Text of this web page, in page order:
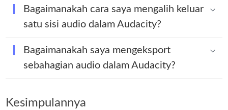
Bagaimanakah cara saya mengalih keluar
satu sisi audio dalam Audacity?
Bagaimanakah saya mengeksport
sebahagian audio dalam Audacity?
Kesimpulannya